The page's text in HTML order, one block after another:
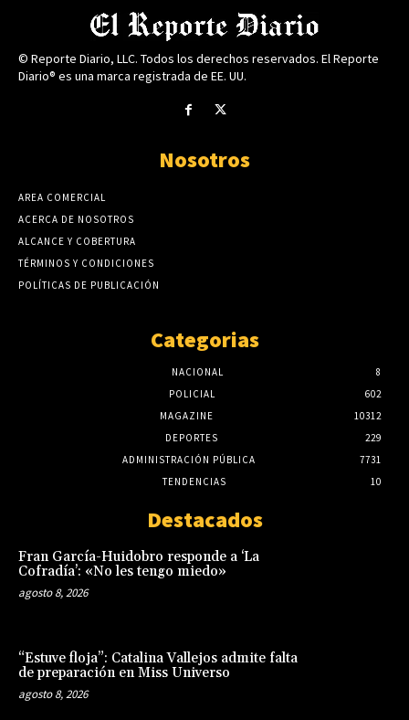
© Reporte Diario, LLC. Todos los derechos reservados. El Reporte
Diario® es una marca registrada de EE. UU.
Nosotros
AREA COMERCIAL
ACERCA DE NOSOTROS
ALCANCE Y COBERTURA
TÉRMINOS Y CONDICIONES
POLÍTICAS DE PUBLICACIÓN
Categorias
NACIONAL
8
POLICIAL
602
MAGAZINE
10312
DEPORTES
229
ADMINISTRACIÓN PÚBLICA
7731
TENDENCIAS
10
Destacados
Fran García-Huidobro responde a ‘La
Cofradía’: «No les tengo miedo»
agosto 8, 2026
“Estuve floja”: Catalina Vallejos admite falta
de preparación en Miss Universo
agosto 8, 2026